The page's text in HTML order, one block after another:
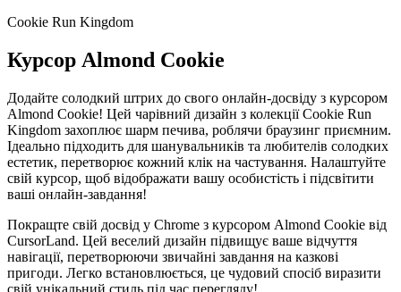
Cookie Run Kingdom
Курсор Almond Cookie
Додайте солодкий штрих до свого онлайн-досвіду з курсором
Almond Cookie! Цей чарівний дизайн з колекції Cookie Run
Kingdom захоплює шарм печива, роблячи браузинг приємним.
Ідеально підходить для шанувальників та любителів солодких
естетик, перетворює кожний клік на частування. Налаштуйте
свій курсор, щоб відображати вашу особистість і підсвітити
ваші онлайн-завдання!
Покращте свій досвід у Chrome з курсором Almond Cookie від
CursorLand. Цей веселий дизайн підвищує ваше відчуття
навігації, перетворюючи звичайні завдання на казкові
пригоди. Легко встановлюється, це чудовий спосіб виразити
свій унікальний стиль під час перегляду!